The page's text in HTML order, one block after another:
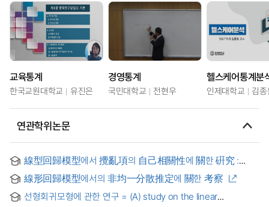
교육통계
한국교원대학교 유진은
경영통계
국민대학교 전현우
헬스케어통계분
인제대학교 김
연관학위논문
線型回歸模型에서 攪亂項의 自己相關性에 關한 硏究 :
BLUF 接近方法을 中心으로
線形回歸模型에서의 非均一分散推定에 關한 考察
선형회귀모형에 관한 연구 = (A) study on the linear